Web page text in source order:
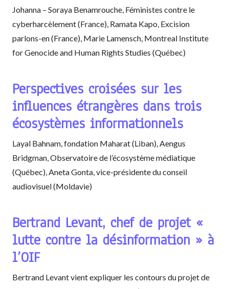
Johanna – Soraya Benamrouche, Féministes contre le
cyberharcèlement (France), Ramata Kapo, Excision
parlons-en (France), Marie Lamensch, Montreal Institute
for Genocide and Human Rights Studies (Québec)
Perspectives croisées sur les
influences étrangères dans trois
écosystèmes informationnels
Layal Bahnam, fondation Maharat (Liban), Aengus
Bridgman, Observatoire de l’écosystème médiatique
(Québec), Aneta Gonta, vice-présidente du conseil
audiovisuel (Moldavie)
Bertrand Levant, chef de projet «
lutte contre la désinformation » à
l’OIF
Bertrand Levant vient expliquer les contours du projet de